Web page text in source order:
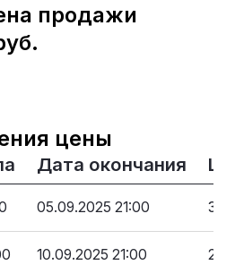
продажи
цены
Дата окончания
05.09.2025 21:00
10.09.2025 21:00